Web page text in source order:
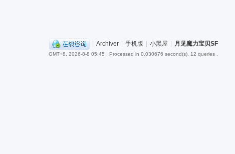
| Archiver | 手机版 | 小黑屋 | 月见魔力宝贝SF
GMT+8, 2026-8-8 05:45 , Processed in 0.030676 second(s), 12 queries .